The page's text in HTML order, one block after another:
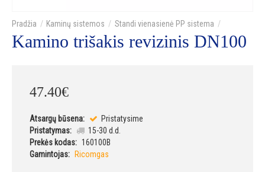
Kaminų sistemos Standi vienasienė PP sistema
Kamino trišakis revizinis DN100
47.40€
Atsargų būsena:
Pristatysime
Pristatymas:
15-30 d.d.
Prekės kodas: 160100B
Gamintojas:
Ricomgas